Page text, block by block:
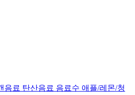
음료 탄산음료 음료수 애플/레몬/청